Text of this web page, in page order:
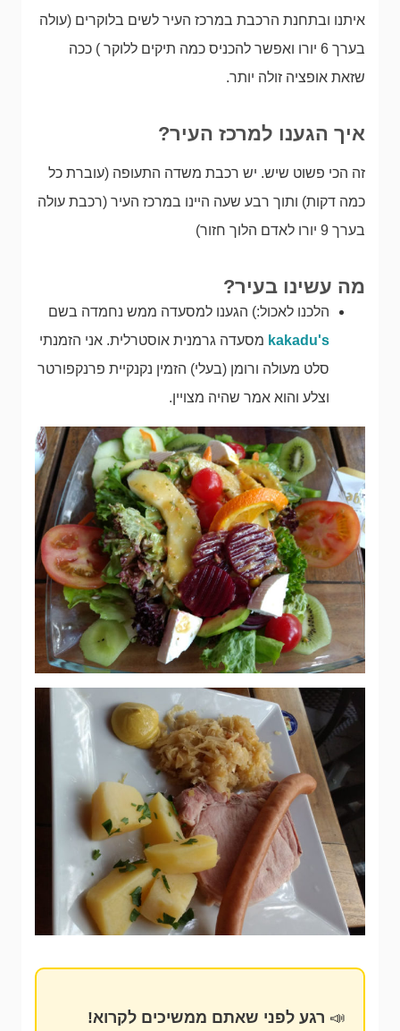
איתנו ובתחנת הרכבת במרכז העיר לשים בלוקרים (עולה
בערך 6 יורו ואפשר להכניס כמה תיקים ללוקר ) ככה
שזאת אופציה זולה יותר.
איך הגענו למרכז העיר?
זה הכי פשוט שיש. יש רכבת משדה התעופה (עוברת כל
כמה דקות) ותוך רבע שעה היינו במרכז העיר (רכבת עולה
בערך 9 יורו לאדם הלוך חזור)
מה עשינו בעיר?
הלכנו לאכול:) הגענו למסעדה ממש נחמדה בשם
kakadu's מסעדה גרמנית אוסטרלית. אני הזמנתי
סלט מעולה ורומן (בעלי) הזמין נקנקיית פרנקפורטר
וצלע והוא אמר שהיה מצויין.
📣 רגע לפני שאתם ממשיכים לקרוא!